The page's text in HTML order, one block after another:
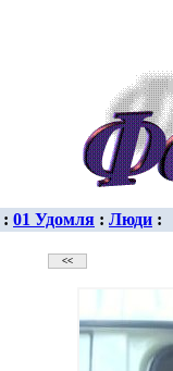
: 01 Удомля : Люди :